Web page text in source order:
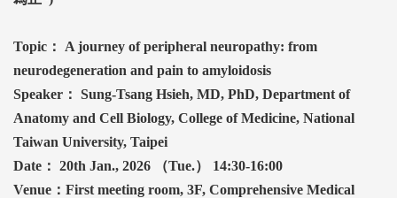
Topic ： A journey of peripheral neuropathy: from
neurodegeneration and pain to amyloidosis
Speaker ： Sung-Tsang Hsieh, MD, PhD, Department of
Anatomy and Cell Biology, College of Medicine, National
Taiwan University, Taipei
Date ： 20th Jan., 2026 （Tue.） 14:30-16:00
Venue ：First meeting room, 3F, Comprehensive Medical